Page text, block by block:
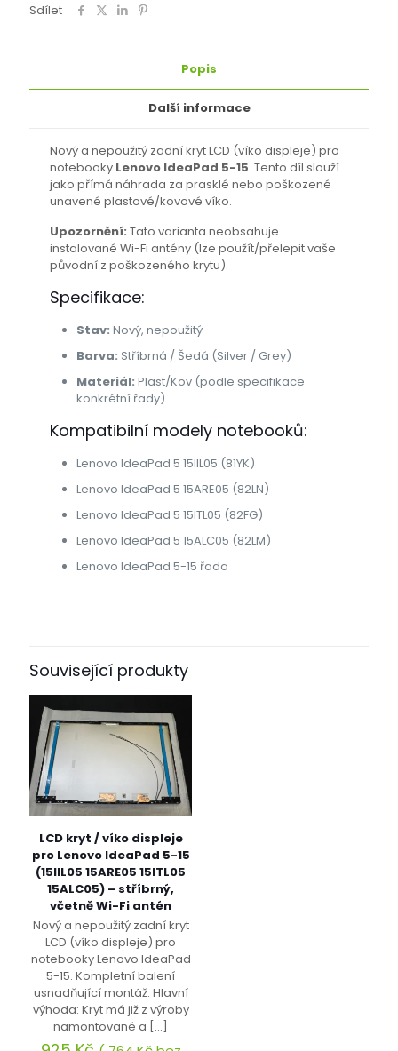
Sdílet
Popis
Další informace
Nový a nepoužitý zadní kryt LCD (víko displeje) pro
notebooky Lenovo IdeaPad 5-15. Tento díl slouží
jako přímá náhrada za prasklé nebo poškozené
unavené plastové/kovové víko.
Upozornění: Tato varianta neobsahuje
instalované Wi-Fi antény (lze použít/přelepit vaše
původní z poškozeného krytu).
Specifikace:
Stav: Nový, nepoužitý
Barva: Stříbrná / Šedá (Silver / Grey)
Materiál: Plast/Kov (podle specifikace
konkrétní řady)
Kompatibilní modely notebooků:
Lenovo IdeaPad 5 15IIL05 (81YK)
Lenovo IdeaPad 5 15ARE05 (82LN)
Lenovo IdeaPad 5 15ITL05 (82FG)
Lenovo IdeaPad 5 15ALC05 (82LM)
Lenovo IdeaPad 5-15 řada
Související produkty
LCD kryt / víko displeje
pro Lenovo IdeaPad 5-15
(15IIL05 15ARE05 15ITL05
15ALC05) – stříbrný,
včetně Wi-Fi antén
Nový a nepoužitý zadní kryt
LCD (víko displeje) pro
notebooky Lenovo IdeaPad
5-15. Kompletní balení
usnadňující montáž. Hlavní
výhoda: Kryt má již z výroby
namontované a […]